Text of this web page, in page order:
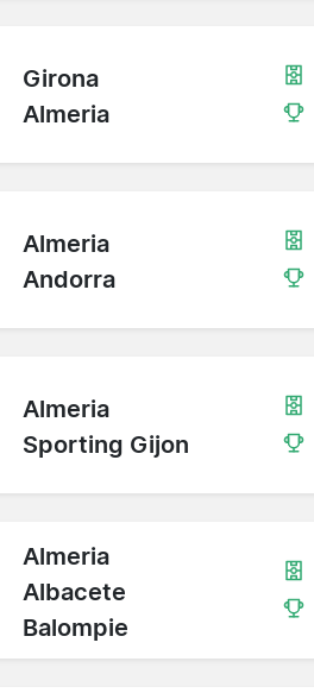
Girona
Almeria
Almeria
Andorra
Almeria
Sporting Gijon
Almeria
Albacete
Balompie